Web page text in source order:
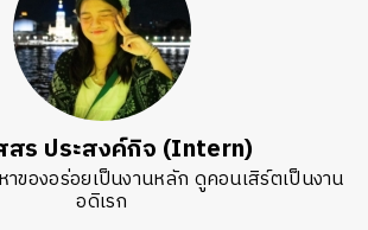
สร ประสงค์กิจ (Intern)
ของอร่อยเป็นงานหลัก ดูคอนเสิร์ตเป็นงาน
อดิเรก